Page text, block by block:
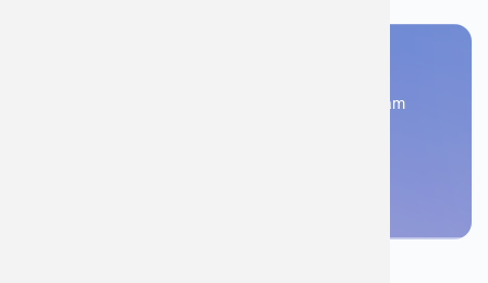
Đăng kí ngay để được các chuyên gia tư vấn và khám